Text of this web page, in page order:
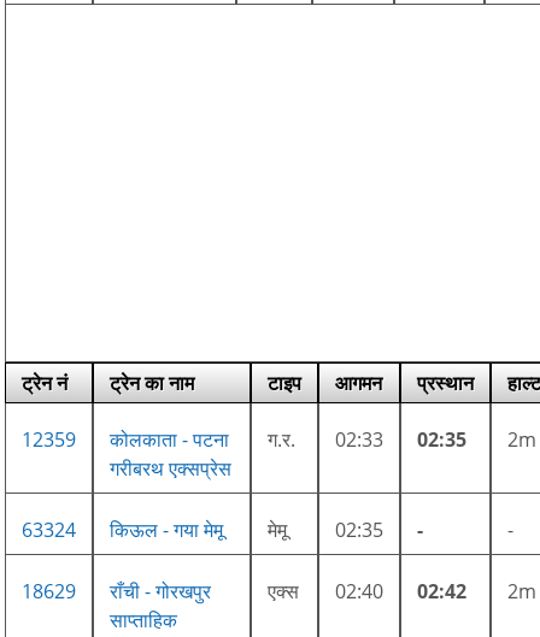
ट्रेन नं ट्रेन का नाम टाइप आगमन प्रस्थान
12359
कोलकाता - पटना
गरीबरथ एक्सप्रेस
ग.र. 02:33 02:35 2m
63324 किऊल - गया मेमू मेमू 02:35 - -
18629
राँची - गोरखपुर
साप्ताहिक
एक्स 02:40 02:42 2m